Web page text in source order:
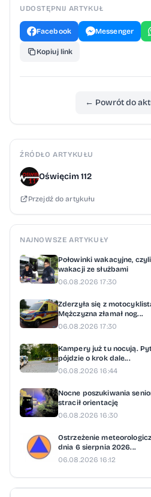
UDOSTĘPNIJ ARTYKUŁ
Facebook Messenger
Kopiuj link
← Powrót do
ŹRÓDŁO ARTYKUŁU
Oświęcim 112
Przejdź do artykułu
NAJNOWSZE ARTYKUŁY
Połowinki wakacyjne,
wakacji ze służbami
06.08.2026 17:30
Zderzyła się z
Mężczyzna złamał nog...
06.08.2026 17:30
Kampery już tu nocują.
pójdzie o krok dale...
06.08.2026 16:44
Nocne poszukiwania
stracił orientację
06.08.2026 16:30
Ostrzeżenie
dnia 6 sierpnia 2026...
06.08.2026 16:12